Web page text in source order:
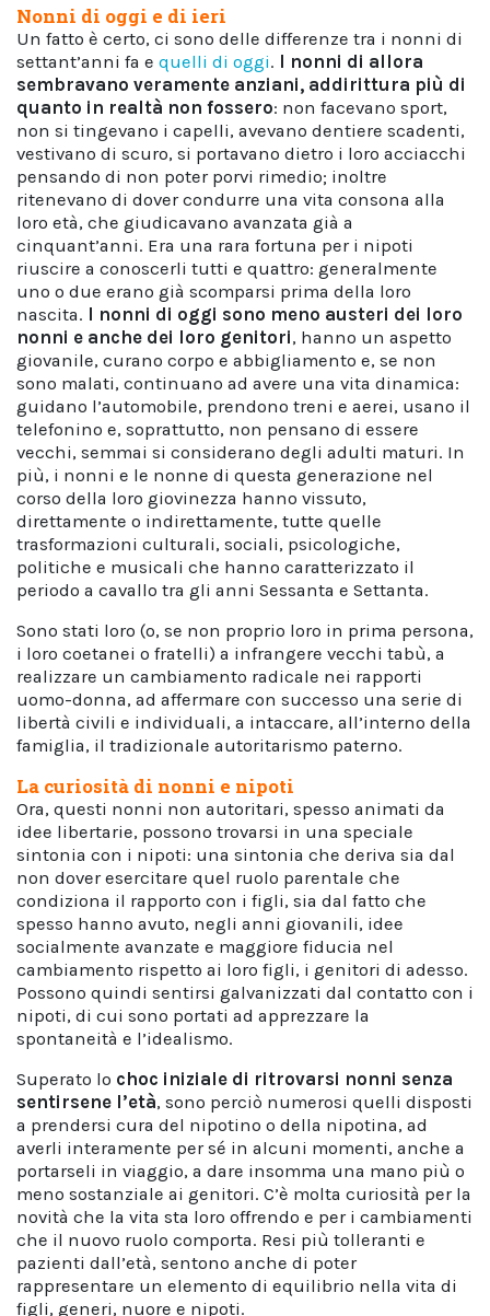
Nonni di oggi e di ieri
Un fatto è certo, ci sono delle differenze tra i nonni di
settant’anni fa e quelli di oggi. I nonni di allora
sembravano veramente anziani, addirittura più di
quanto in realtà non fossero: non facevano sport,
non si tingevano i capelli, avevano dentiere scadenti,
vestivano di scuro, si portavano dietro i loro acciacchi
pensando di non poter porvi rimedio; inoltre
ritenevano di dover condurre una vita consona alla
loro età, che giudicavano avanzata già a
cinquant’anni. Era una rara fortuna per i nipoti
riuscire a conoscerli tutti e quattro: generalmente
uno o due erano già scomparsi prima della loro
nascita. I nonni di oggi sono meno austeri dei loro
nonni e anche dei loro genitori, hanno un aspetto
giovanile, curano corpo e abbigliamento e, se non
sono malati, continuano ad avere una vita dinamica:
guidano l’automobile, prendono treni e aerei, usano il
telefonino e, soprattutto, non pensano di essere
vecchi, semmai si considerano degli adulti maturi. In
più, i nonni e le nonne di questa generazione nel
corso della loro giovinezza hanno vissuto,
direttamente o indirettamente, tutte quelle
trasformazioni culturali, sociali, psicologiche,
politiche e musicali che hanno caratterizzato il
periodo a cavallo tra gli anni Sessanta e Settanta.
Sono stati loro (o, se non proprio loro in prima persona,
i loro coetanei o fratelli) a infrangere vecchi tabù, a
realizzare un cambiamento radicale nei rapporti
uomo-donna, ad affermare con successo una serie di
libertà civili e individuali, a intaccare, all’interno della
famiglia, il tradizionale autoritarismo paterno.
La curiosità di nonni e nipoti
Ora, questi nonni non autoritari, spesso animati da
idee libertarie, possono trovarsi in una speciale
sintonia con i nipoti: una sintonia che deriva sia dal
non dover esercitare quel ruolo parentale che
condiziona il rapporto con i figli, sia dal fatto che
spesso hanno avuto, negli anni giovanili, idee
socialmente avanzate e maggiore fiducia nel
cambiamento rispetto ai loro figli, i genitori di adesso.
Possono quindi sentirsi galvanizzati dal contatto con i
nipoti, di cui sono portati ad apprezzare la
spontaneità e l’idealismo.
Superato lo choc iniziale di ritrovarsi nonni senza
sentirsene l’età, sono perciò numerosi quelli disposti
a prendersi cura del nipotino o della nipotina, ad
averli interamente per sé in alcuni momenti, anche a
portarseli in viaggio, a dare insomma una mano più o
meno sostanziale ai genitori. C’è molta curiosità per la
novità che la vita sta loro offrendo e per i cambiamenti
che il nuovo ruolo comporta. Resi più tolleranti e
pazienti dall’età, sentono anche di poter
rappresentare un elemento di equilibrio nella vita di
figli, generi, nuore e nipoti.